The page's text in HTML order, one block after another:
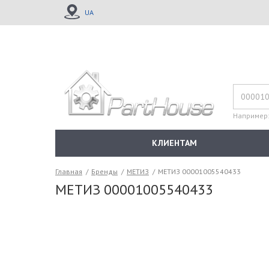
UA
Например:
КЛИЕНТАМ
Главная / Бренды / МЕТИЗ / МЕТИЗ 00001005540433
МЕТИЗ 00001005540433